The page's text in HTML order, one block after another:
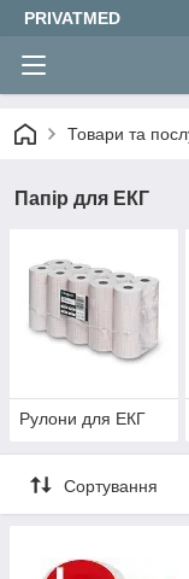
PRIVATMED
Товари та
Папір для ЕКГ
Рулони для ЕКГ
Сортування